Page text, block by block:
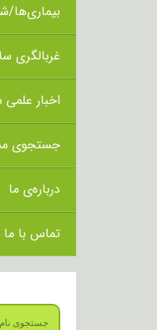
بیماری‌ها/
غربالگری
اخبار
جستجوی
درباره‌ی ما
تماس با ما